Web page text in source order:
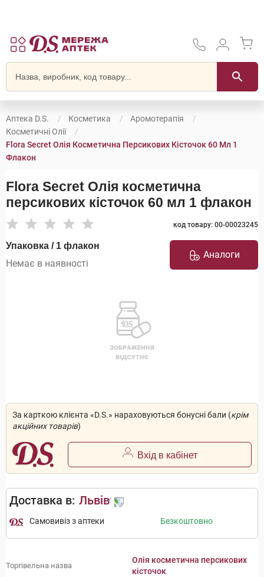
Аптека D.S. Косметика
Аромотерапія
Косметичні Олії
Flora Secret Олія Косметична Персикових Кісточок 60 Мл 1
Флакон
Flora Secret Олія косметична
персикових кісточок 60 мл 1 флакон
код товару: 00-00023245
Упаковка / 1 флакон
Немає в наявності
Аналоги
За карткою клієнта «D.S.» нараховуються бонусні бали (крім
акційних товарів)
Вхід в кабінет
Доставка в: Львів
Самовивіз з аптеки Безкоштовно
Торгівельна назва
Олія косметична персикових
кісточок